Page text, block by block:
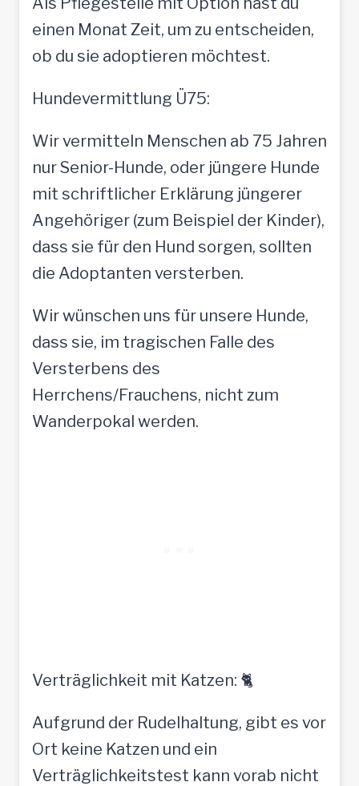
einen Monat Zeit, um zu entscheiden,
ob du sie adoptieren möchtest.
Hundevermittlung Ü75:
Wir vermitteln Menschen ab 75 Jahren
nur Senior-Hunde, oder jüngere Hunde
mit schriftlicher Erklärung jüngerer
Angehöriger (zum Beispiel der Kinder),
dass sie für den Hund sorgen, sollten
die Adoptanten versterben.
Wir wünschen uns für unsere Hunde,
dass sie, im tragischen Falle des
Versterbens des
Herrchens/Frauchens, nicht zum
Wanderpokal werden.
Verträglichkeit mit Katzen: 🐈
Aufgrund der Rudelhaltung, gibt es vor
Ort keine Katzen und ein
Verträglichkeitstest kann vorab nicht